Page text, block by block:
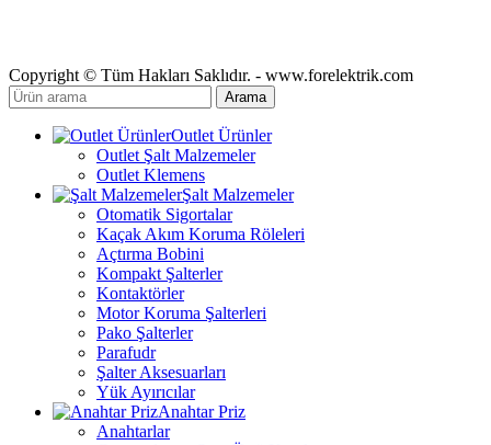
Copyright © Tüm Hakları Saklıdır. - www.forelektrik.com
Arama
Outlet Ürünler
Outlet Şalt Malzemeler
Outlet Klemens
Şalt Malzemeler
Otomatik Sigortalar
Kaçak Akım Koruma Röleleri
Açtırma Bobini
Kompakt Şalterler
Kontaktörler
Motor Koruma Şalterleri
Pako Şalterler
Parafudr
Şalter Aksesuarları
Yük Ayırıcılar
Anahtar Priz
Anahtarlar